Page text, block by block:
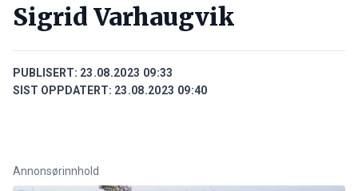
Sigrid Varhaugvik
PUBLISERT: 23.08.2023 09:33
SIST OPPDATERT: 23.08.2023 09:40
Annonsørinnhold